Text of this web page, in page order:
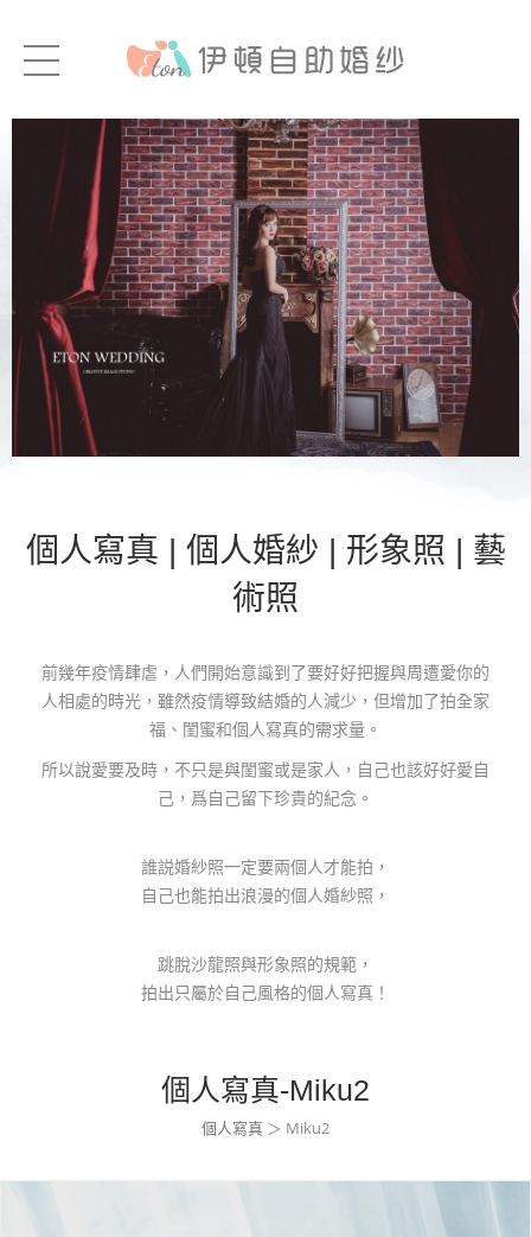
個人寫真 | 個人婚紗 | 形象照 | 藝
術照
前幾年疫情肆虐，人們開始意識到了要好好把握與周遭愛你的
人相處的時光，雖然疫情導致結婚的人減少，但增加了拍全家
福、閨蜜和個人寫真的需求量。
所以說愛要及時，不只是與閨蜜或是家人，自己也該好好愛自
己，爲自己留下珍貴的紀念。
誰説婚紗照一定要兩個人才能拍，
自己也能拍出浪漫的個人婚紗照，
跳脫沙龍照與形象照的規範，
拍出只屬於自己風格的個人寫真！
個人寫真-Miku2
個人寫真 ＞ Miku2